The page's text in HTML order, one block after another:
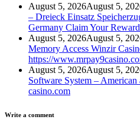
August 5, 2026August 5,
– Dreieck Einsatz
Germany Claim Your
August 5, 2026August 5,
Memory Access Winzir
https://
August 5, 2026August 5,
Software System –
casino.com
Write a comment